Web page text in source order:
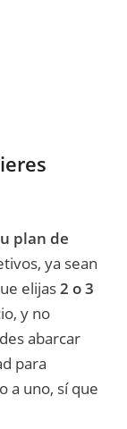
plan de
ya sean
elijas2 o 3
y no
abarcar
para
a uno, sí que